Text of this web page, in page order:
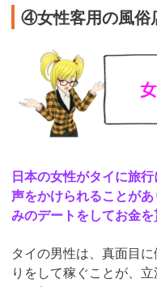
④女性客用の風俗
日本の女性がタイに旅
声をかけられることが
みのデートをしてお金を
タイの男性は、真面目
りをして稼ぐことが、